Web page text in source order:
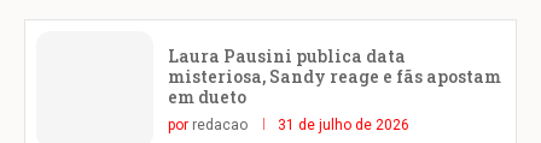
Laura Pausini publica data
misteriosa, Sandy reage e fãs apostam
em dueto
por redacao 31 de julho de 2026